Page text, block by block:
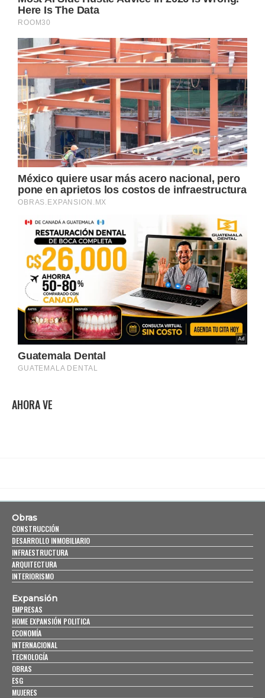
AHORA VE
Obras
CONSTRUCCIÓN
DESARROLLO INMOBILIARIO
INFRAESTRUCTURA
ARQUITECTURA
INTERIORISMO
Expansión
EMPRESAS
HOME EXPANSIÓN POLITICA
ECONOMÍA
INTERNACIONAL
TECNOLOGÍA
OBRAS
ESG
MUJERES